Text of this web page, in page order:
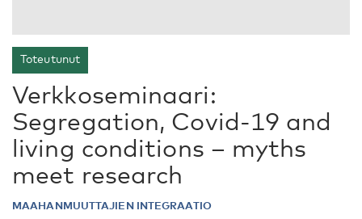
Toteutunut
Verkkoseminaari:
Segregation, Covid-19 and
living conditions – myths
meet research
MAAHANMUUTTAJIEN INTEGRAATIO